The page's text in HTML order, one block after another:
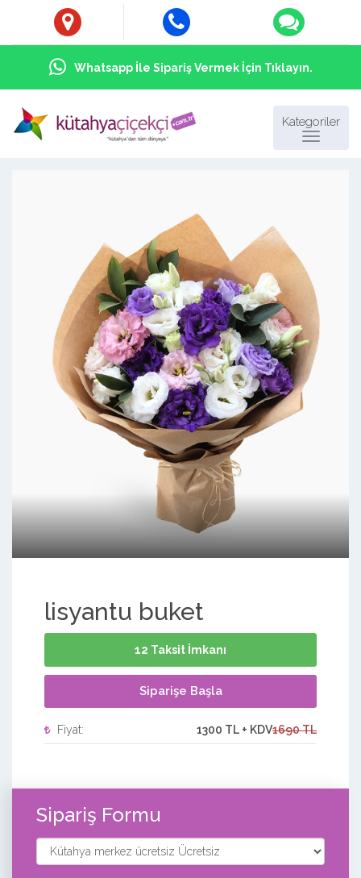
Whatsapp İle Sipariş Vermek İçin Tıklayın.
Kategoriler
lisyantu buket
12 Taksit İmkanı
Siparişe Başla
1690 TL
Fiyat: 1300 TL + KDV
Sipariş Formu